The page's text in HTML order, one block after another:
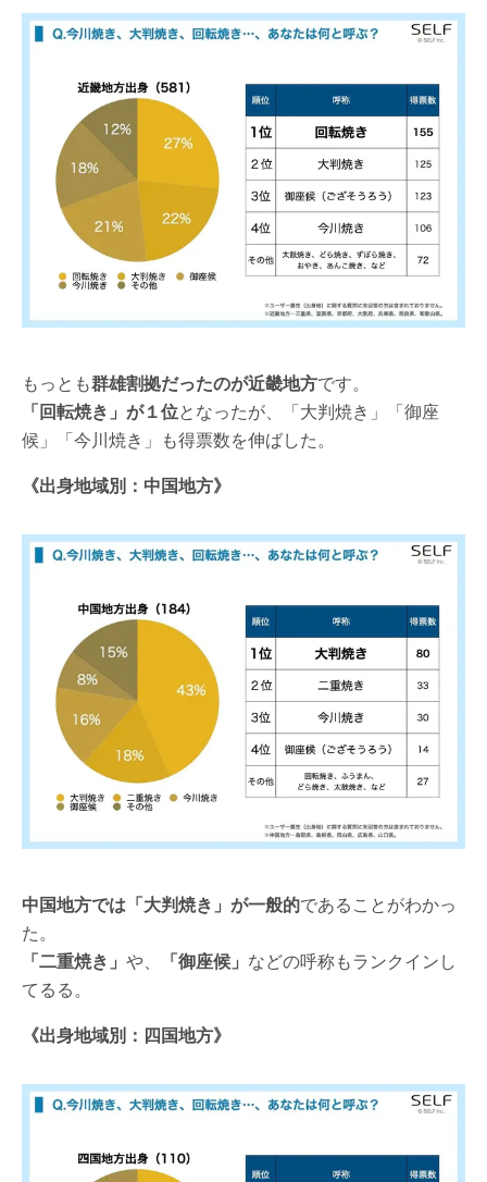
もっとも群雄割拠だったのが近畿地方です。
「回転焼き」が１位となったが、「大判焼き」「御座
候」「今川焼き」も得票数を伸ばした。
《出身地域別：中国地方》
中国地方では「大判焼き」が一般的であることがわかっ
た。
「二重焼き」 や、 「御座候」 などの呼称もランクインし
てるる。
《出身地域別：四国地方》